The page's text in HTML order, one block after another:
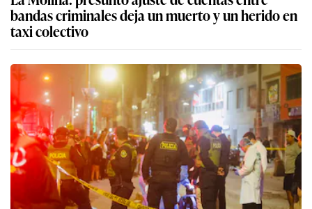
bandas criminales deja un muerto y un herido en
taxi colectivo